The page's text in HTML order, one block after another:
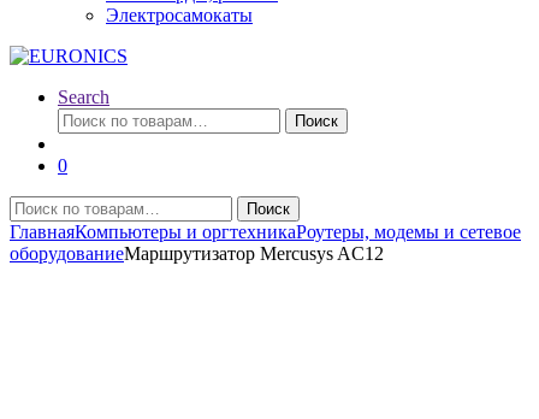
Электросамокаты
Search
Искать:
Поиск
0
Искать:
Поиск
ГлавнаяКомпьютеры и оргтехникаРоутеры, модемы и сетевое
оборудованиеМаршрутизатор Mercusys AC12